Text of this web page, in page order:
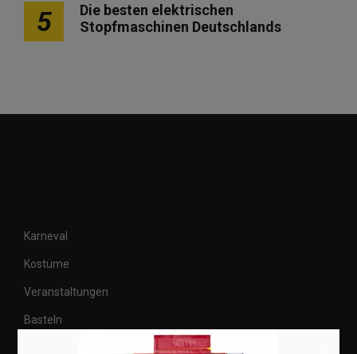
5
Die besten elektrischen
Stopfmaschinen Deutschlands
Karneval
Kostüme
Veranstaltungen
Basteln